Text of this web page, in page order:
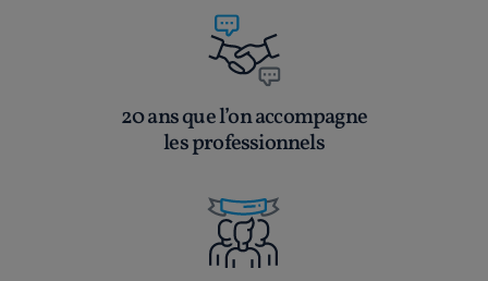
20 ans que l’on accompagne
les professionnels